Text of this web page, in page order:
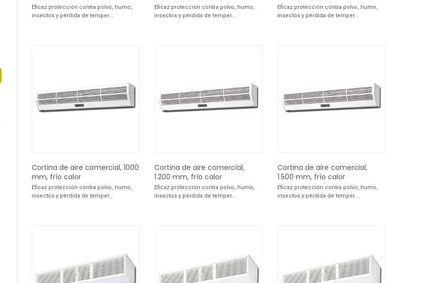
Eficaz protección contra polvo, humo,
insectos y pérdida de temper...
Eficaz protección contra polvo, humo,
insectos y pérdida de temper...
Eficaz protección contra polvo, humo,
insectos y pérdida de temper...
Cortina de aire comercial, 1000
mm, frío calor
Eficaz protección contra polvo, humo,
insectos y pérdida de temper...
Cortina de aire comercial,
1.200 mm, frío calor
Eficaz protección contra polvo, humo,
insectos y pérdida de temper...
Cortina de aire comercial,
1.500 mm, frío calor
Eficaz protección contra polvo, humo,
insectos y pérdida de temper...